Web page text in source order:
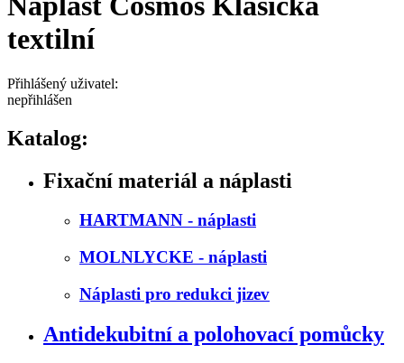
textilní
Přihlášený uživatel:
nepřihlášen
Katalog:
Fixační materiál a náplasti
HARTMANN - náplasti
MOLNLYCKE - náplasti
Náplasti pro redukci jizev
Antidekubitní a polohovací pomůcky